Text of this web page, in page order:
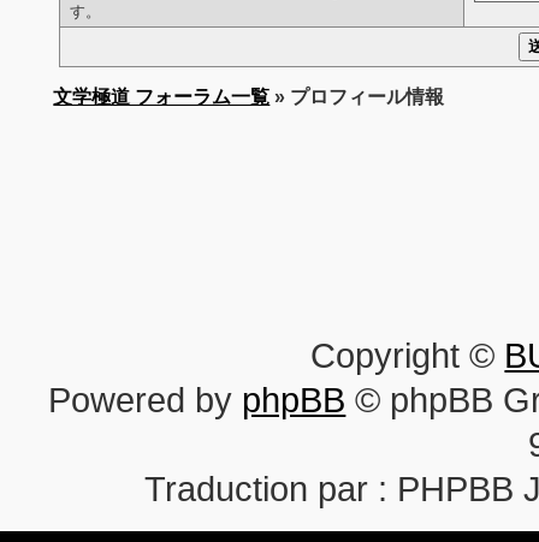
す。
文学極道 フォーラム一覧 » プロフィール情報
Copyright ©
Powered by phpBB © phpBB
Traduction par : PHPBB